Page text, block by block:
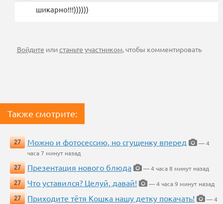
шикарно!!!))))))
Войдите илистаньте участником, чтобы комментировать
Также смотрите:
27 Можно и фотосессию, но сгущенку вперед
— 4
часа 7 минут назад
27
Презентация нового блюда
— 4 часа 8 минут назад
27
Что уставился? Целуй, давай!
— 4 часа 9 минут назад
27
Приходите тётя Кошка нашу детку покачать!
— 4